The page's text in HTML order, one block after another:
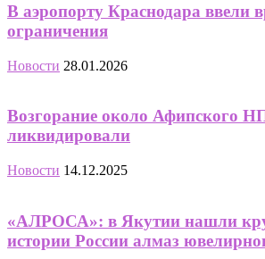
В аэропорту Краснодара ввели
ограничения
Новости 28.01.2026
Возгорание около Афипского
ликвидировали
Новости 14.12.2025
«АЛРОСА»: в Якутии нашли
истории России алмаз